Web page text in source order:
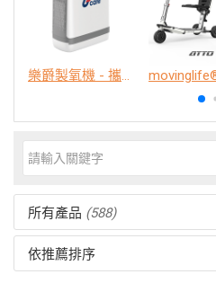
樂爵製氧機 - 攜帶型
所有產品 (588)
依推薦排序